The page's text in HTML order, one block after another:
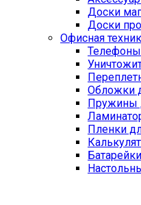
Доски
Доски
Офисная
Телефоны
Обложки
Пружины
Пленки